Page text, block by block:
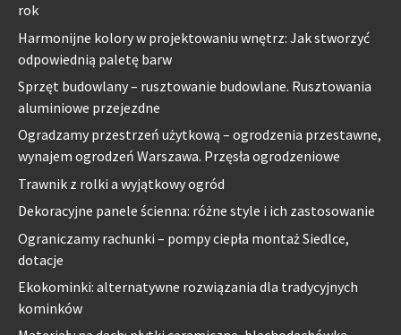
rok
Harmonijne kolory w projektowaniu wnętrz: Jak stworzyć
odpowiednią paletę barw
Sprzęt budowlany – rusztowanie budowlane. Rusztowania
aluminiowe przejezdne
Ogradzamy przestrzeń użytkową – ogrodzenia przestawne,
wynajem ogrodzeń Warszawa. Przęsła ogrodzeniowe
Trawnik z rolki a wyjątkowy ogród
Dekoracyjne panele ścienna: różne style i ich zastosowanie
Ograniczamy rachunki – pompy ciepła montaż Siedlce,
dotacje
Ekokominki: alternatywne rozwiązania dla tradycyjnych
kominków